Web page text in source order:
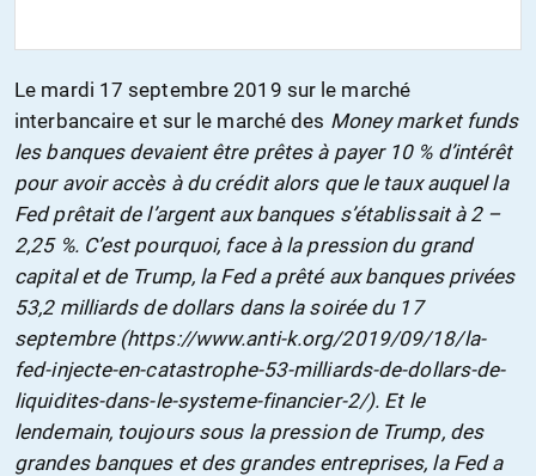
Le mardi 17 septembre 2019 sur le marché
interbancaire et sur le marché des Money market funds
les banques devaient être prêtes à payer 10 % d’intérêt
pour avoir accès à du crédit alors que le taux auquel la
Fed prêtait de l’argent aux banques s’établissait à 2 –
2,25 %. C’est pourquoi, face à la pression du grand
capital et de Trump, la Fed a prêté aux banques privées
53,2 milliards de dollars dans la soirée du 17
septembre (https://www.anti-k.org/2019/09/18/la-
fed-injecte-en-catastrophe-53-milliards-de-dollars-de-
liquidites-dans-le-systeme-financier-2/). Et le
lendemain, toujours sous la pression de Trump, des
grandes banques et des grandes entreprises, la Fed a